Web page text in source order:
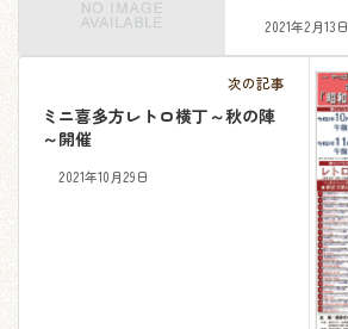
2021年2月13日
次の記事
ミニ喜多方レトロ横丁～秋の陣
～開催
2021年10月29日